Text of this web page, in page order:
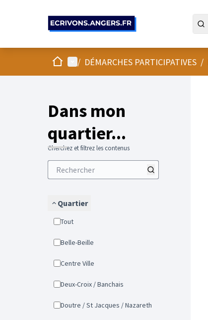
AccueilMenu principal
/ DÉMARCHES PARTICIPATIVES /
Dans mon
quartier...
Cherchez et filtrez les contenus
Quartier
Tout
Belle-Beille
Centre Ville
Deux-Croix / Banchais
Doutre / St Jacques / Nazareth